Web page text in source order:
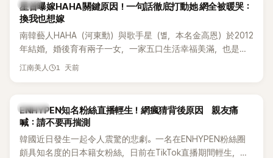
韓星
星首曝嫁HAHA關鍵原因！一句話徹底打動她 網全被暖哭：
換我也想嫁
南韓藝人HAHA（河東勳）與歌手星（별，本名金高恩）於2012
年結婚，婚後育有兩子一女，一家五口生活幸福美滿，也是韓
國演藝圈公認的模範夫妻。近日，星首度公開當年決定嫁給
江南美人 1 天前
K-POP
ENHYPEN知名粉絲直播輕生！網瘋猜背後原因 親友痛
喊：請不要再揣測
韓國近日發生一起令人震驚的悲劇。一名在ENHYPEN粉絲圈
頗具知名度的日本籍女粉絲，日前在TikTok直播期間輕生，最